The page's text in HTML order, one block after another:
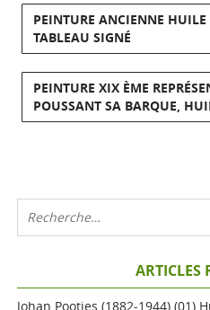
PEINTURE ANCIENNE HUILE
TABLEAU SIGNÉ
PEINTURE XIX ÈME
POUSSANT SA BARQUE,
ARTICLES
Johan Pootjes (1882-1944) (01)